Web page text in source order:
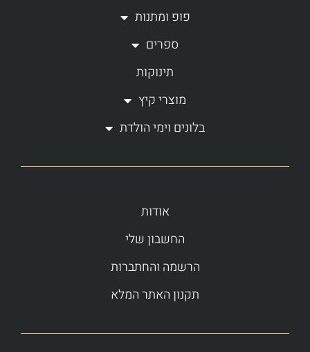
f
פופ ומתנות
ספרים
תינוקות
מוצרי קיץ
בלונים וימי הולדת
אודות
החשבון שלי
הרשמה והחתברות
תקנון האתר המלא